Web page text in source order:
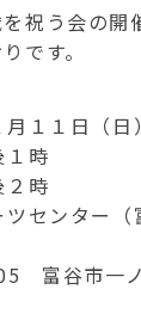
祝う会の開
です。
１１日（日）
時
時
センター（
谷市一ノ